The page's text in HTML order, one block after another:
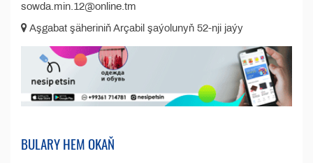
sowda.min.12@online.tm
Aşgabat şäheriniň Arçabil şaýolunyň 52-nji jaýy
BULARY HEM OKAŇ